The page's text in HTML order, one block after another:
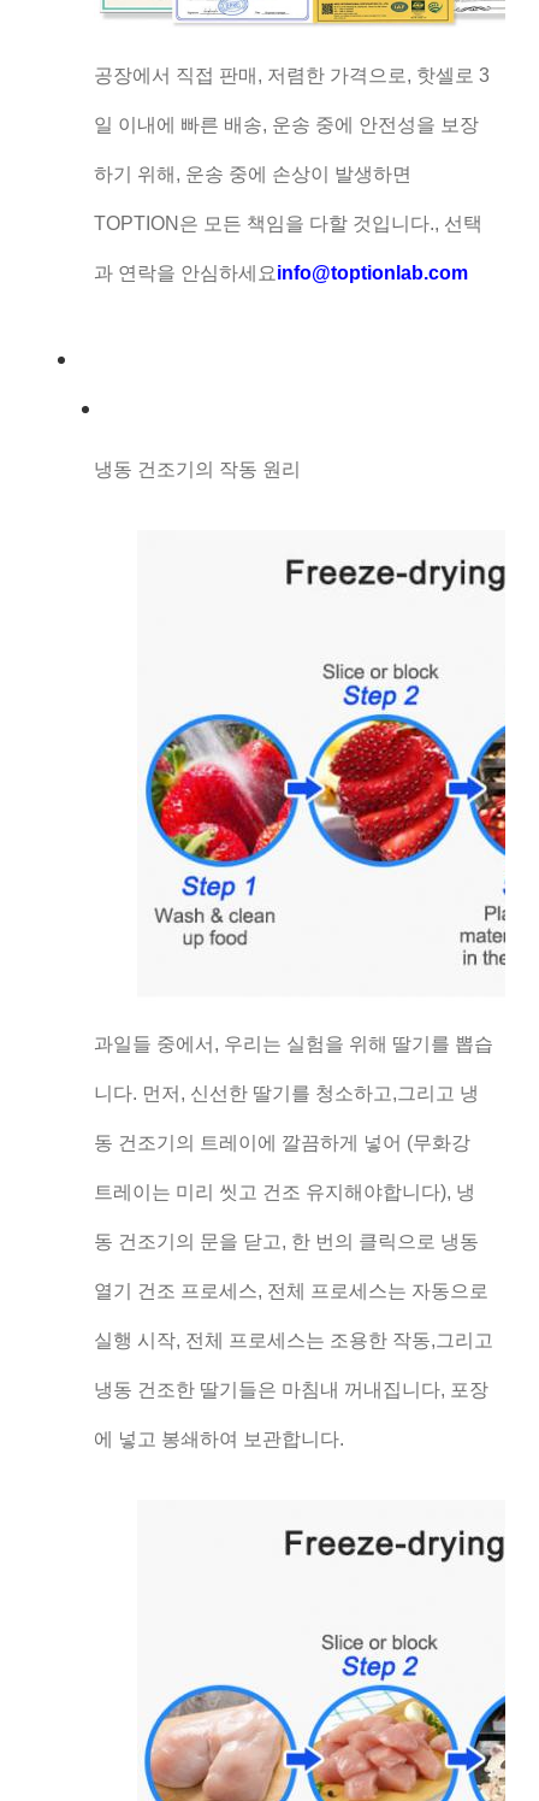
공장에서 직접 판매, 저렴한 가격으로, 핫셀로 3
일 이내에 빠른 배송, 운송 중에 안전성을 보장
하기 위해, 운송 중에 손상이 발생하면
TOPTION은 모든 책임을 다할 것입니다., 선택
과 연락을 안심하세요info@toptionlab.com
냉동 건조기의 작동 원리
과일들 중에서, 우리는 실험을 위해 딸기를 뽑습
니다. 먼저, 신선한 딸기를 청소하고,그리고 냉
동 건조기의 트레이에 깔끔하게 넣어 (무화강
트레이는 미리 씻고 건조 유지해야합니다), 냉
동 건조기의 문을 닫고, 한 번의 클릭으로 냉동
열기 건조 프로세스, 전체 프로세스는 자동으로
실행 시작, 전체 프로세스는 조용한 작동,그리고
냉동 건조한 딸기들은 마침내 꺼내집니다, 포장
에 넣고 봉쇄하여 보관합니다.